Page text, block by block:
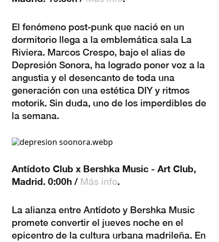
El fenómeno post-punk que nació en un
dormitorio llega a la emblemática sala La
Riviera. Marcos Crespo, bajo el alias de
Depresión Sonora, ha logrado poner voz a la
angustia y el desencanto de toda una
generación con una estética DIY y ritmos
motorik. Sin duda, uno de los imperdibles de
la semana.
Antídoto Club x Bershka Music - Art Club,
Madrid. 0:00h / Más info.
La alianza entre Antídoto y Bershka Music
promete convertir el jueves noche en el
epicentro de la cultura urbana madrileña. En